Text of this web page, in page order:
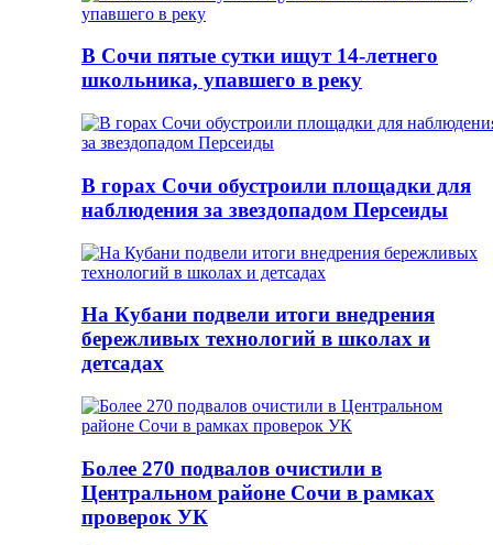
В Сочи пятые сутки ищут 14-летнего
школьника, упавшего в реку
В горах Сочи обустроили площадки для
наблюдения за звездопадом Персеиды
На Кубани подвели итоги внедрения
бережливых технологий в школах и
детсадах
Более 270 подвалов очистили в
Центральном районе Сочи в рамках
проверок УК